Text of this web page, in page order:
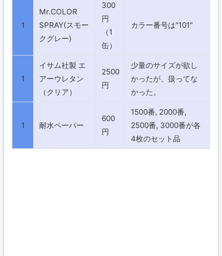
1
Mr.COLOR
SPRAY(スモー
クグレー)
300
円
（1
缶）
カラー番号は"101"
1
イサム社製 エ
アーウレタン
（クリア）
2500
円
少量のサイズが欲し
かったが、扱ってな
かった。
1 耐水ペーパー
600
円
1500番, 2000番,
2500番, 3000番が各
4枚のセット品